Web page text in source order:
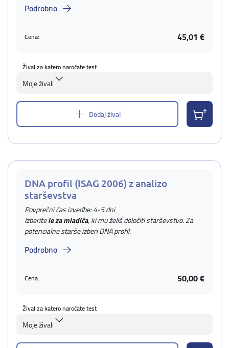
Podrobno
Cena: 45,01 €
Žival za katero naročate test
Moje živali
Dodaj žival
DNA profil (ISAG 2006) z analizo
starševstva
Povprečni čas izvedbe: 4-5 dni
Izberitele za mladiča, ki mu želiš določiti starševstvo. Za
potencialne starše izberi DNA profil.
Podrobno
Cena: 50,00 €
Žival za katero naročate test
Moje živali